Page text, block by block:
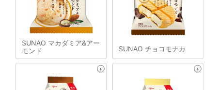
SUNAO マカダミア&アー
モンド
SUNAO チョコモナカ